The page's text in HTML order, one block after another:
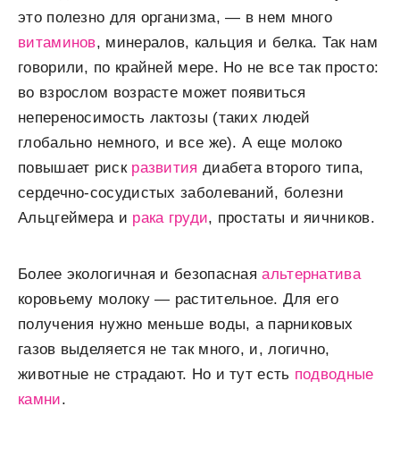
это полезно для организма, — в нем много
витаминов, минералов, кальция и белка. Так нам
говорили, по крайней мере. Но не все так просто:
во взрослом возрасте может появиться
непереносимость лактозы (таких людей
глобально немного, и все же). А еще молоко
повышает риск развития диабета второго типа,
сердечно-сосудистых заболеваний, болезни
Альцгеймера и рака груди, простаты и яичников.
Более экологичная и безопаснаяальтернатива
коровьему молоку — растительное. Для его
получения нужно меньше воды, а парниковых
газов выделяется не так много, и, логично,
животные не страдают. Но и тут есть подводные
камни.